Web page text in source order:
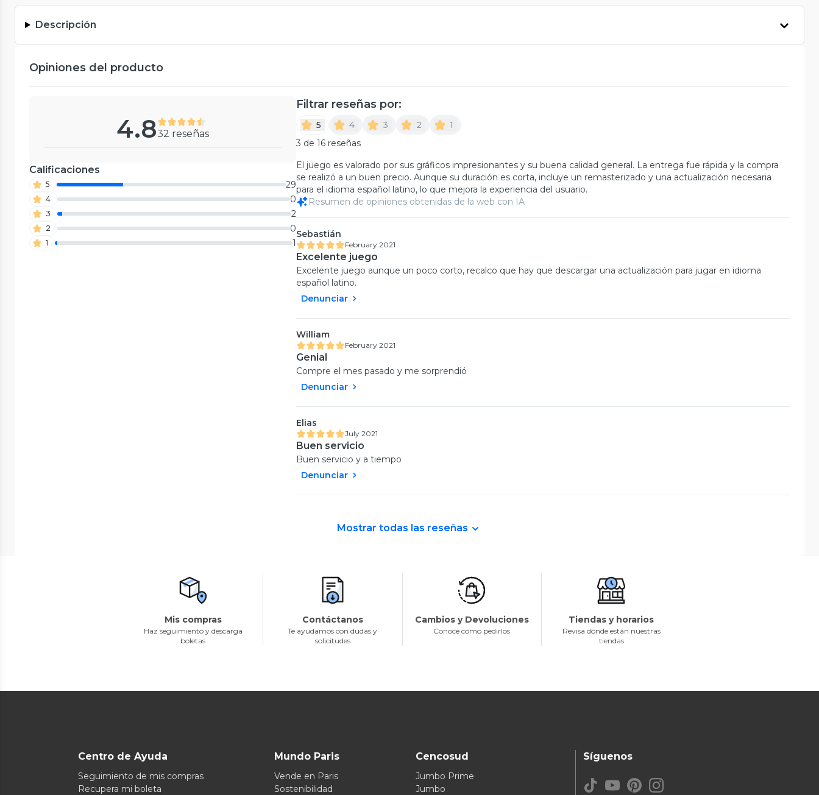
Descripción
Opiniones del producto
4.832 reseñas
Calificaciones
5 29
4 0
3 2
2 0
1 1
Filtrar reseñas por:
5 4 3 2
1
3 de 16 reseñas
El juego es valorado por sus gráficos impresionantes y su buena calidad general. La entrega fue rápida y la compra
se realizó a un buen precio. Aunque su duración es corta, incluye un remasterizado y una actualización necesaria
para el idioma español latino, lo que mejora la experiencia del usuario.
Resumen de opiniones obtenidas de la web con IA
Sebastián
February 2021
Excelente juego
Excelente juego aunque un poco corto, recalco que hay que descargar una actualización para jugar en idioma
español latino.
Denunciar
William
February 2021
Genial
Compre el mes pasado y me sorprendió
Denunciar
Elias
July 2021
Buen servicio
Buen servicio y a tiempo
Denunciar
Mostrar todas las reseñas
Mis compras
Haz seguimiento y descarga
boletas
Contáctanos
Te ayudamos con dudas y
solicitudes
Cambios y Devoluciones
Conoce cómo pedirlos
Tiendas y horarios
Revisa dónde están nuestras
tiendas
Centro de Ayuda
Seguimiento de mis compras
Recupera mi boleta
Mundo Paris
Vende en Paris
Sostenibilidad
Cencosud
Jumbo Prime
Jumbo
Síguenos